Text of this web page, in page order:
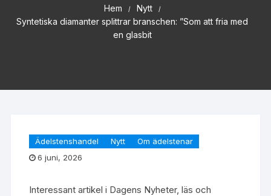
Hem
Nytt
Syntetiska diamanter splittrar branschen: ”Som att fria med
en glasbit
Ädelstenshandel Nytt
Om ädelstenar
6 juni, 2026
Interessant artikel i Dagens Nyheter, läs och